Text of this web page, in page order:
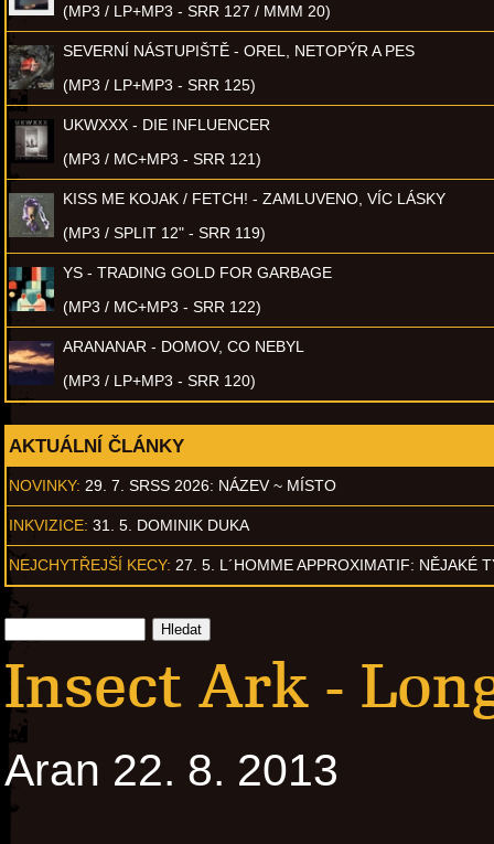
(MP3 / LP+MP3 - SRR 127 / MMM 20)
SEVERNÍ NÁSTUPIŠTĚ - OREL, NETOPÝR A PES
(MP3 / LP+MP3 - SRR 125)
UKWXXX - DIE INFLUENCER
(MP3 / MC+MP3 - SRR 121)
KISS ME KOJAK / FETCH! - ZAMLUVENO, VÍC LÁSKY
(MP3 / SPLIT 12" - SRR 119)
YS - TRADING GOLD FOR GARBAGE
(MP3 / MC+MP3 - SRR 122)
ARANANAR - DOMOV, CO NEBYL
(MP3 / LP+MP3 - SRR 120)
AKTUÁLNÍ ČLÁNKY
NOVINKY: 29. 7. SRSS 2026: NÁZEV ~ MÍSTO
INKVIZICE: 31. 5. DOMINIK DUKA
NEJCHYTŘEJŠÍ KECY: 27. 5. L´HOMME APPROXIMATIF: NĚJAKÉ
Insect Ark -
Aran 22. 8. 2013